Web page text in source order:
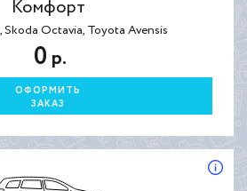
Комфорт
Octavia, Toyota Avensis
0 р.
ОФОРМИТЬ
ЗАКАЗ